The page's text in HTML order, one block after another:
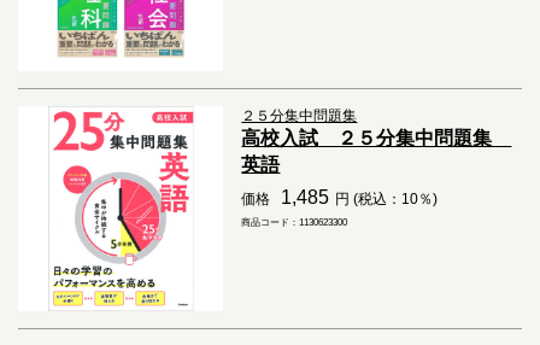
２５分集中問題集
高校入試 ２５分集中問題集
英語
価格 1,485 円 (税込：10％)
商品コード：1130623300